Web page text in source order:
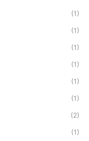
(1)
(1)
(1)
(1)
(1)
(1)
(2)
(1)